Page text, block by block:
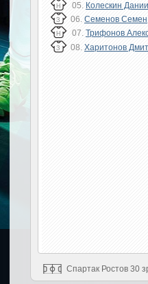
Н 05. Колескин
З 06. Семенов Семен
Н 07. Трифонов
З 08. Харитонов
Спартак Ростов 30